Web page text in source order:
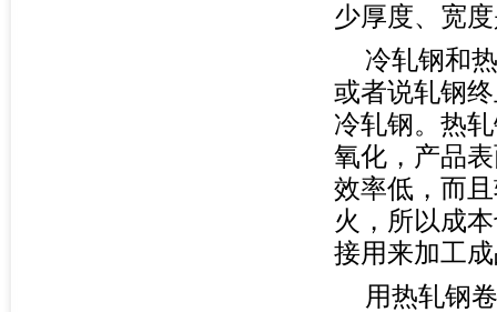
少厚度、宽
冷轧钢和
或者说轧钢
冷轧钢。热
氧化，产品
效率低，而
火，所以成
接用来加工
用热轧钢